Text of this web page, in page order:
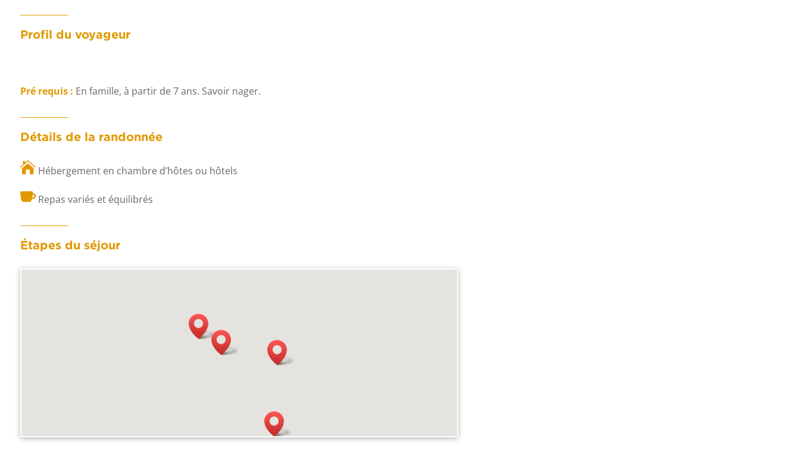
Profil du voyageur
Pré requis : En famille, à partir de 7 ans. Savoir nager.
Détails de la randonnée
 Hébergement en chambre d’hôtes ou hôtels
 Repas variés et équilibrés
Étapes du séjour